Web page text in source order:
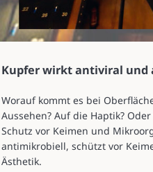
Kupfer wirkt antiviral
Worauf kommt es bei
Aussehen? Auf die Haptik?
Schutz vor Keimen und
antimikrobiell, schützt vor
Ästhetik.